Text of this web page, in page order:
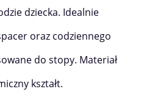
dziecka. Idealnie
oraz codziennego
do stopy. Materiał
kształt.